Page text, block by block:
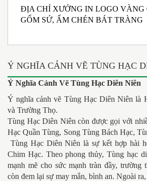
ĐỊA CHỈ XƯỞNG IN LOGO VÀNG
GỐM SỨ, ẤM CHÉN BÁT TRÀNG
Ý NGHĨA CẢNH VẼ TÙNG HẠC
Ý Nghĩa Cảnh Vẽ Tùng Hạc Diên Niên
Ý nghĩa cảnh vẽ Tùng Hạc Diên Niên là
và Trường Thọ.
Tùng Hạc Diên Niên còn được gọi với
Hạc Quần Tùng, Song Tùng Bách Hạc,
Tùng Hạc Diên Niên là sự kết hợp hài
Chim Hạc. Theo phong thủy, Tùng hạc
mạnh mẽ cho sức mạnh tràn đầy, trường
còn đem lại sự may mắn, bình an. Ngoài